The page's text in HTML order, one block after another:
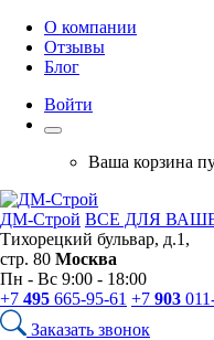
О компании
Отзывы
Блог
Войти
Ваша корзина
ДМ-Строй ВСЕ ДЛЯ
Тихорецкий бульвар, д.1,
стр. 80 Москва
Пн - Вс 9:00 - 18:00
+7 495 665-95-61 +7 903
Заказать звонок